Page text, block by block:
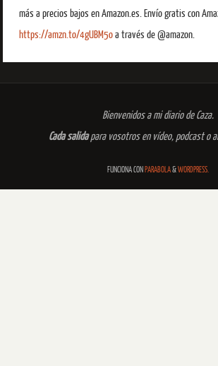
más a precios bajos en Amazon.es. Envío gratis con
https://amzn.to/4gUBM5oa través de @amazon.
Bienvenidos a mi diario de Caza.
Cada salidapara vosotros en vídeo, podcast o
FUNCIONA CON PARABOLA&WORDPRESS.